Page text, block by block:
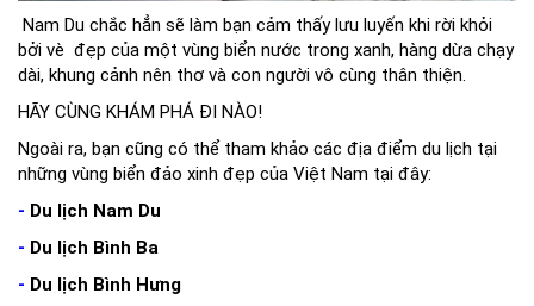
Nam Du chắc hẳn sẽ làm bạn cảm thấy lưu luyến khi rời khỏi
bởi vè đẹp của một vùng biển nước trong xanh, hàng dừa chạy
dài, khung cảnh nên thơ và con người vô cùng thân thiện.
HÃY CÙNG KHÁM PHÁ ĐI NÀO!
Ngoài ra, bạn cũng có thể tham khảo các địa điểm du lịch tại
những vùng biển đảo xinh đẹp của Việt Nam tại đây:
- Du lịch Nam Du
- Du lịch Bình Ba
- Du lịch Bình Hưng